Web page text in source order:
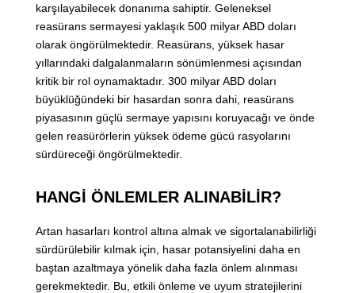
karşılayabilecek donanıma sahiptir. Geleneksel
reasürans sermayesi yaklaşık 500 milyar ABD doları
olarak öngörülmektedir. Reasürans, yüksek hasar
yıllarındaki dalgalanmaların sönümlenmesi açısından
kritik bir rol oynamaktadır. 300 milyar ABD doları
büyüklüğündeki bir hasardan sonra dahi, reasürans
piyasasının güçlü sermaye yapısını koruyacağı ve önde
gelen reasürörlerin yüksek ödeme gücü rasyolarını
sürdüreceği öngörülmektedir.
HANGİ ÖNLEMLER ALINABİLİR?
Artan hasarları kontrol altına almak ve sigortalanabilirliği
sürdürülebilir kılmak için, hasar potansiyelini daha en
baştan azaltmaya yönelik daha fazla önlem alınması
gerekmektedir. Bu, etkili önleme ve uyum stratejilerini